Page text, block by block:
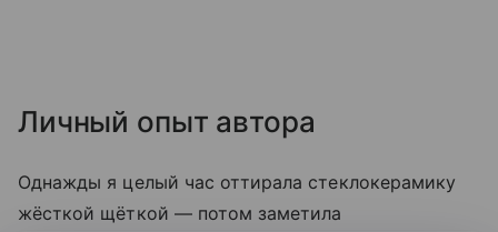
Личный опыт автора
Однажды я целый час оттирала стеклокерамику
жёсткой щёткой — потом заметила